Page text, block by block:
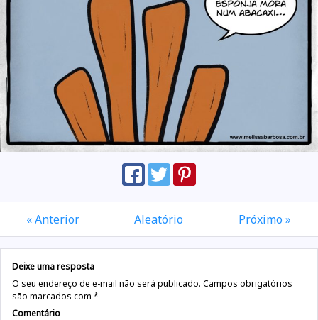
« Anterior Aleatório Próximo »
Deixe uma resposta
O seu endereço de e-mail não será publicado. Campos obrigatórios
são marcados com *
Comentário